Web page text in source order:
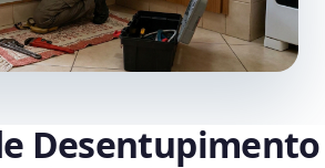
Desentupimento